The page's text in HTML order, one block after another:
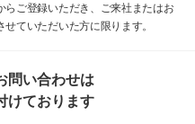
ご登録いただき、ご来社またはお
ていただいた方に限ります。
問い合わせは
けております